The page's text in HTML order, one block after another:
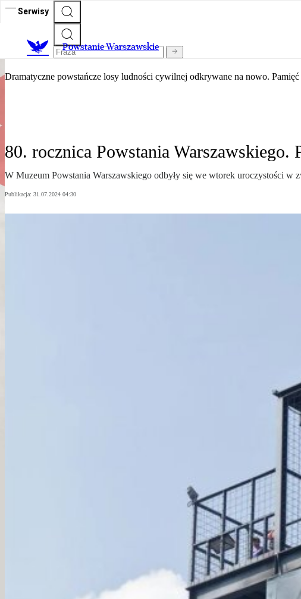
Serwisy
Powstanie Warszawskie
82. rocznica wybuchu Powstania
Dramatyczne powstańcze losy ludności cywilnej odkrywane na nowo. Pamięć
80. rocznica Powstania
W Muzeum Powstania Warszawskiego odbyły się we wtorek uroczystości
Publikacja: 31.07.2024 04:30